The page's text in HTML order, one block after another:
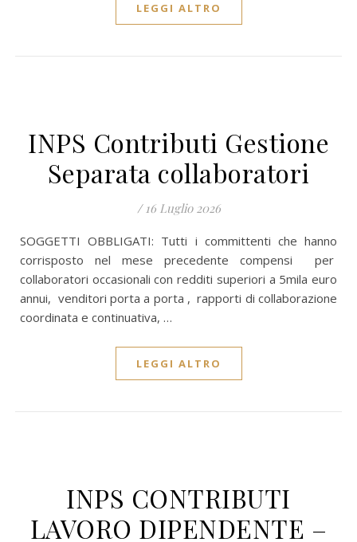
LEGGI ALTRO
INPS Contributi Gestione
Separata collaboratori
/ 16 Luglio 2026
SOGGETTI OBBLIGATI: Tutti i committenti che hanno
corrisposto nel mese precedente compensi per
collaboratori occasionali con redditi superiori a 5mila euro
annui, venditori porta a porta , rapporti di collaborazione
coordinata e continuativa, …
LEGGI ALTRO
INPS CONTRIBUTI
LAVORO DIPENDENTE –